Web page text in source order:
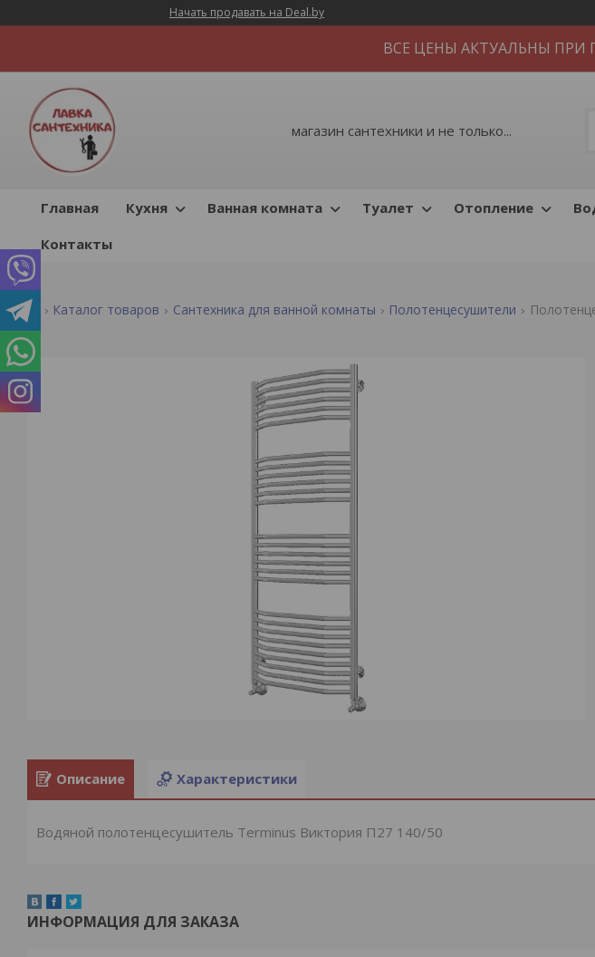
Начать продавать на Deal.by
ВСЕ ЦЕНЫ АКТУАЛЬНЫ ПРИ
магазин сантехники и не только...
Главная Кухня Ванная комната Туалет Отопление
Контакты
Каталог товаров Сантехника для ванной комнаты Полотенцесушители
Описание Характеристики
Водяной полотенцесушитель Terminus Виктория П27 140/50
ИНФОРМАЦИЯ ДЛЯ ЗАКАЗА